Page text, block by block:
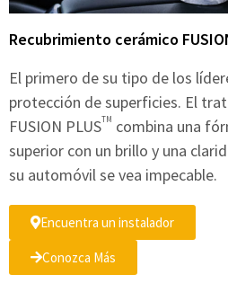
Recubrimiento cerámico
El primero de su tipo de los
protección de superficies. El
FUSION PLUSTM combina una
superior con un brillo y una
su automóvil se vea impecable.
Encuentra un instalador
Conozca Más